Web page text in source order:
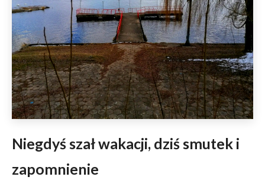
Niegdyś szał wakacji, dziś smutek i
zapomnienie